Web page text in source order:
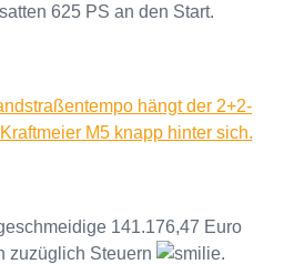
625 PS an den Start.
hängt der 2+2-
M5 knapp hinter sich.
141.176,47 Euro
zuzüglich Steuern
.